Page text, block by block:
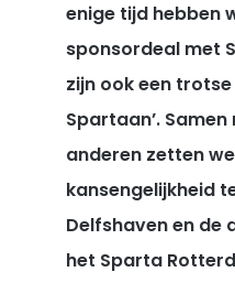
enige tijd hebben
sponsordeal met
zijn ook een trotse
Spartaan’.
anderen zetten
kansengelijkheid
Delfshaven en de
het Sparta